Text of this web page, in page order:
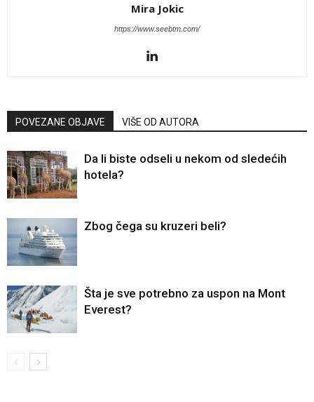
Mira Jokic
https://www.seebtm.com/
POVEZANE OBJAVE VIŠE OD AUTORA
Da li biste odseli u nekom od sledećih
hotela?
Zbog čega su kruzeri beli?
Šta je sve potrebno za uspon na Mont
Everest?